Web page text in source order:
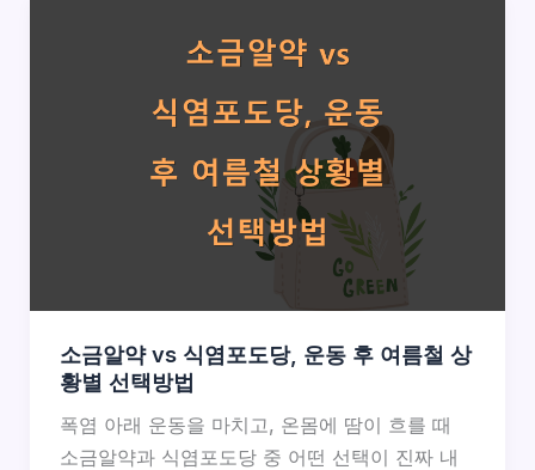
소금알약 vs 식염포도당, 운동 후 여름철 상
황별 선택방법
폭염 아래 운동을 마치고, 온몸에 땀이 흐를 때
소금알약과 식염포도당 중 어떤 선택이 진짜 내